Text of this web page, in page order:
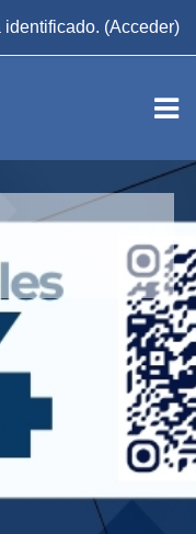
identificado. (Acceder)